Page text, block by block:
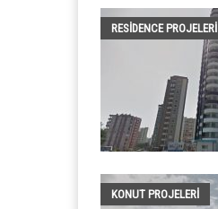
RESIDENCE PROJELERI
KONUT PROJELERI